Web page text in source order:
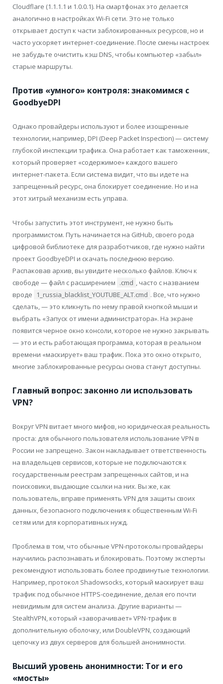
Cloudflare (1.1.1.1 и 1.0.0.1). На смартфонах это делается
аналогично в настройках Wi-Fi сети. Это не только
открывает доступ к части заблокированных ресурсов, но и
часто ускоряет интернет-соединение. После смены настроек
не забудьте очистить кэш DNS, чтобы компьютер «забыл»
старые маршруты.
Против «умного» контроля: знакомимся с
GoodbyeDPI
Однако провайдеры используют и более изощренные
технологии, например, DPI (Deep Packet Inspection) — систему
глубокой инспекции трафика. Она работает как таможенник,
который проверяет «содержимое» каждого вашего
интернет-пакета. Если система видит, что вы идете на
запрещенный ресурс, она блокирует соединение. Но и на
этот хитрый механизм есть управа.
Чтобы запустить этот инструмент, не нужно быть
программистом. Путь начинается на GitHub, своего рода
цифровой библиотеке для разработчиков, где нужно найти
проект GoodbyeDPI и скачать последнюю версию.
Распаковав архив, вы увидите несколько файлов. Ключ к
свободе — файл с расширением .cmd
, часто с названием
вроде
1_russia_blacklist_YOUTUBE_ALT.cmd . Все, что нужно
сделать, — это кликнуть по нему правой кнопкой мыши и
выбрать «Запуск от имени администратора». На экране
появится черное окно консоли, которое не нужно закрывать
— это и есть работающая программа, которая в реальном
времени «маскирует» ваш трафик. Пока это окно открыто,
многие заблокированные ресурсы снова станут доступны.
Главный вопрос: законно ли использовать
VPN?
Вокруг VPN витает много мифов, но юридическая реальность
проста: для обычного пользователя использование VPN в
России не запрещено. Закон накладывает ответственность
на владельцев сервисов, которые не подключаются к
государственным реестрам запрещенных сайтов, и на
поисковики, выдающие ссылки на них. Вы же, как
пользователь, вправе применять VPN для защиты своих
данных, безопасного подключения к общественным Wi-Fi
сетям или для корпоративных нужд.
Проблема в том, что обычные VPN-протоколы провайдеры
научились распознавать и блокировать. Поэтому эксперты
рекомендуют использовать более продвинутые технологии.
Например, протокол Shadowsocks, который маскирует ваш
трафик под обычное HTTPS-соединение, делая его почти
невидимым для систем анализа. Другие варианты —
StealthVPN, который «заворачивает» VPN-трафик в
дополнительную оболочку, или DoubleVPN, создающий
цепочку из двух серверов для большей анонимности.
Высший уровень анонимности: Tor и его
«мосты»